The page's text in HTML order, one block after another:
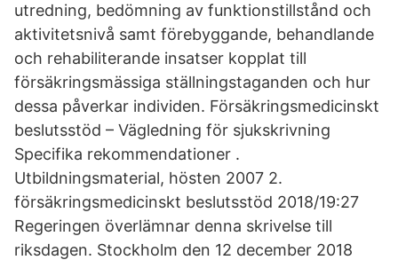
utredning, bedömning av funktionstillstånd och
aktivitetsnivå samt förebyggande, behandlande
och rehabiliterande insatser kopplat till
försäkringsmässiga ställningstaganden och hur
dessa påverkar individen. Försäkringsmedicinskt
beslutsstöd – Vägledning för sjukskrivning
Specifika rekommendationer .
Utbildningsmaterial, hösten 2007 2.
försäkringsmedicinskt beslutsstöd 2018/19:27
Regeringen överlämnar denna skrivelse till
riksdagen. Stockholm den 12 december 2018